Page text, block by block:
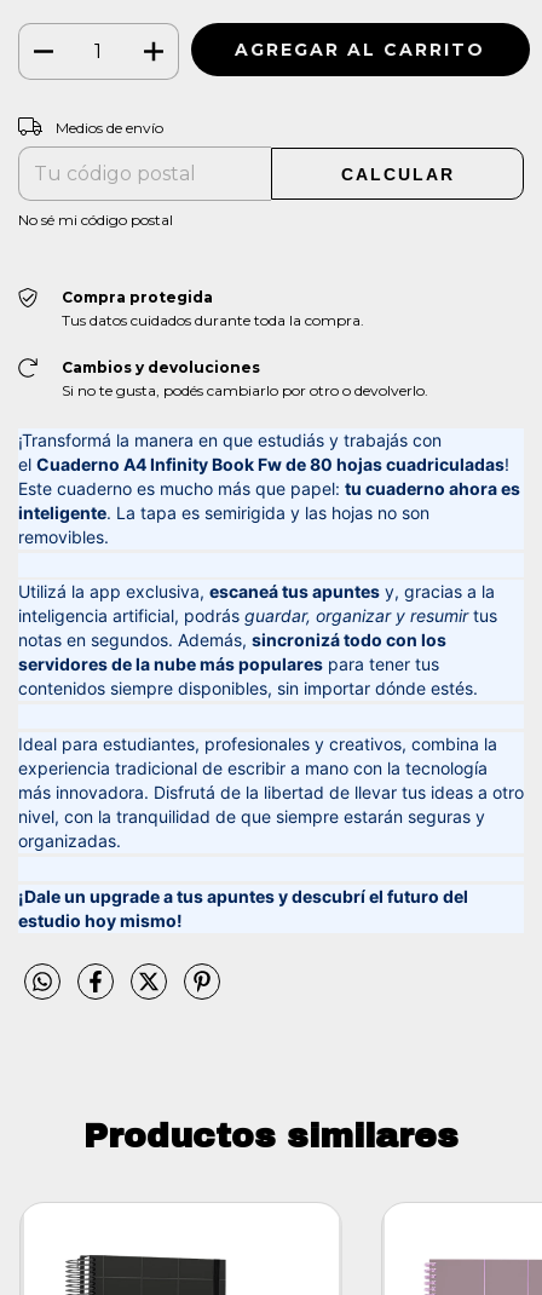
Entregas para el CP:
Medios de envío
CALCULAR
No sé mi código postal
Compra protegida
Tus datos cuidados durante toda la compra.
Cambios y devoluciones
Si no te gusta, podés cambiarlo por otro o devolverlo.
¡Transformá la manera en que estudiás y trabajás con
el Cuaderno A4 Infinity Book Fw de 80 hojas cuadriculadas!
Este cuaderno es mucho más que papel: tu cuaderno ahora es
inteligente. La tapa es semirigida y las hojas no son
removibles.
Utilizá la app exclusiva, escaneá tus apuntes y, gracias a la
inteligencia artificial, podrás guardar, organizar y resumirtus
notas en segundos. Además, sincronizá todo con los
servidores de la nube más populares para tener tus
contenidos siempre disponibles, sin importar dónde estés.
Ideal para estudiantes, profesionales y creativos, combina la
experiencia tradicional de escribir a mano con la tecnología
más innovadora. Disfrutá de la libertad de llevar tus ideas a otro
nivel, con la tranquilidad de que siempre estarán seguras y
organizadas.
¡Dale un upgrade a tus apuntes y descubrí el futuro del
estudio hoy mismo!
Productos similares